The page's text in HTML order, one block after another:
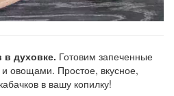
в духовке. Готовим запеченные
овощами. Простое, вкусное,
в вашу копилку!